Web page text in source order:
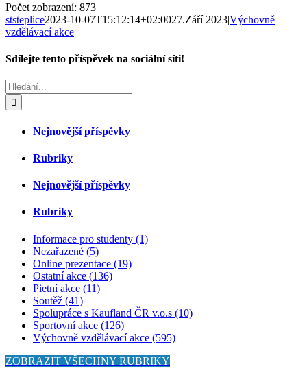
Počet zobrazení: 873
ststeplice2023-10-07T15:12:14+02:0027.Září 2023|Výchovně
vzdělávací akce|
Sdílejte tento příspěvek na sociální síti!
Facebook
Twitter
Reddit
LinkedIn
Tumblr
Pinterest
Vk
E-
mail
Hledat:
Nejnovější příspěvky
Rubriky
Nejnovější příspěvky
Rubriky
Informace pro studenty (1)
Nezařazené (5)
Online prezentace (19)
Ostatní akce (136)
Pietní akce (11)
Soutěž (41)
Spolupráce s Kaufland ČR v.o.s (10)
Sportovní akce (126)
Výchovně vzdělávací akce (595)
ZOBRAZIT VŠECHNY RUBRIKY